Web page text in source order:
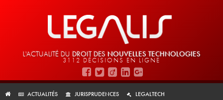
L'ACTUALITÉ DU DROIT DES NOUVELLES TECHNOLOGIES
3112 DÉCISIONS EN LIGNE
ACTUALITÉS JURISPRUDENCES
LEGALTECH